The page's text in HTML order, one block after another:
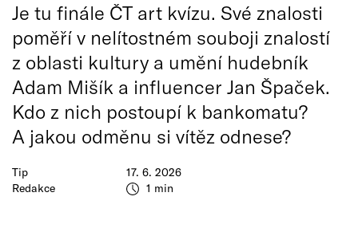
Tip
Redakce
17. 6. 2026
1 min
Je tu finále ČT art kvízu. Své znalosti
poměří v nelítostném souboji znalostí
z oblasti kultury a umění hudebník
Adam Mišík a influencer Jan Špaček.
Kdo z nich postoupí k bankomatu?
A jakou odměnu si vítěz odnese?